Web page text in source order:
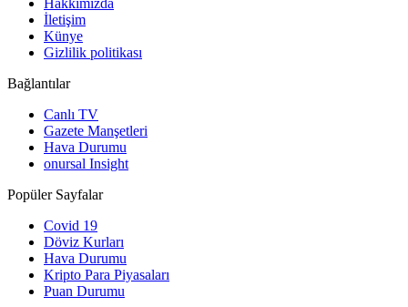
Hakkımızda
İletişim
Künye
Gizlilik politikası
Bağlantılar
Canlı TV
Gazete Manşetleri
Hava Durumu
onursal Insight
Popüler Sayfalar
Covid 19
Döviz Kurları
Hava Durumu
Kripto Para Piyasaları
Puan Durumu